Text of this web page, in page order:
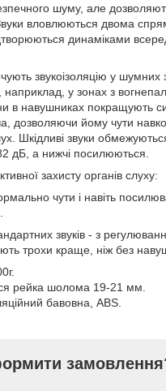
шуму, але
вловлюються двома
динаміками
звукоізоляцію у шумних
у зонах з
в навушниках покращують
дозволяючи йому чути
Шкідливі звуки
дБ, а нижчі посилюються.
захисту органів слуху:
чути і навіть
звуків - з
трохи краще, ніж без
рейка шолома 19-21 мм.
бавовна, ABS.